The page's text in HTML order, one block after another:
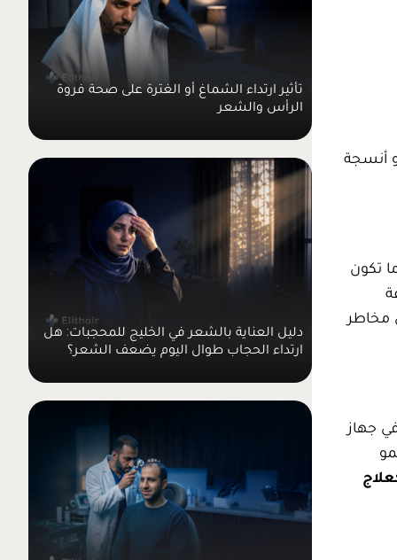
أنسجة
تكون
مخاطر
جهاز
تأثير ارتداء الشماغ أو الغترة على صحة فروة
الرأس والشعر
دليل العناية بالشعر في الخليج للمحجبات: هل
ارتداء الحجاب طوال اليوم يضعف الشعر؟